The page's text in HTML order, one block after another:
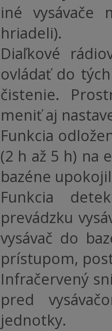
iné vysávače
hriadeli).
Diaľkové
ovládať do
čistenie.
meniť aj
Funkcia
(2 h až 5 h) na
bazéne
Funkcia
prevádzku
vysávač do
prístupom,
Infračervený
pred
jednotky.